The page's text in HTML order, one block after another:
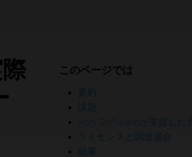
このページでは
要約
課題
Iron Softwareが支援した点
ライセンスと調達適合
結果